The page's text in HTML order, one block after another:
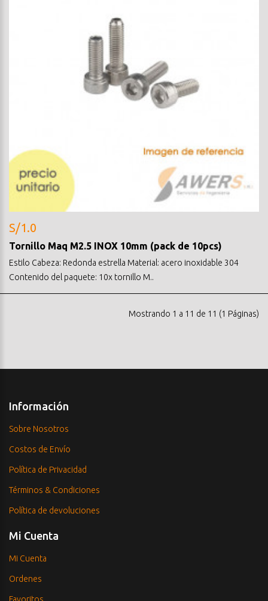
S/1.0
Tornillo Maq M2.5 INOX 10mm (pack de 10pcs)
Estilo Cabeza: Redonda estrella Material: acero inoxidable 304
Contenido del paquete: 10x tornillo M..
Mostrando 1 a 11 de 11 (1 Páginas)
Información
Sobre Nosotros
Costos de Envío
Política de Privacidad
Términos & Condiciones
Política de devoluciones
Mi Cuenta
Mi Cuenta
Ordenes
Favoritos